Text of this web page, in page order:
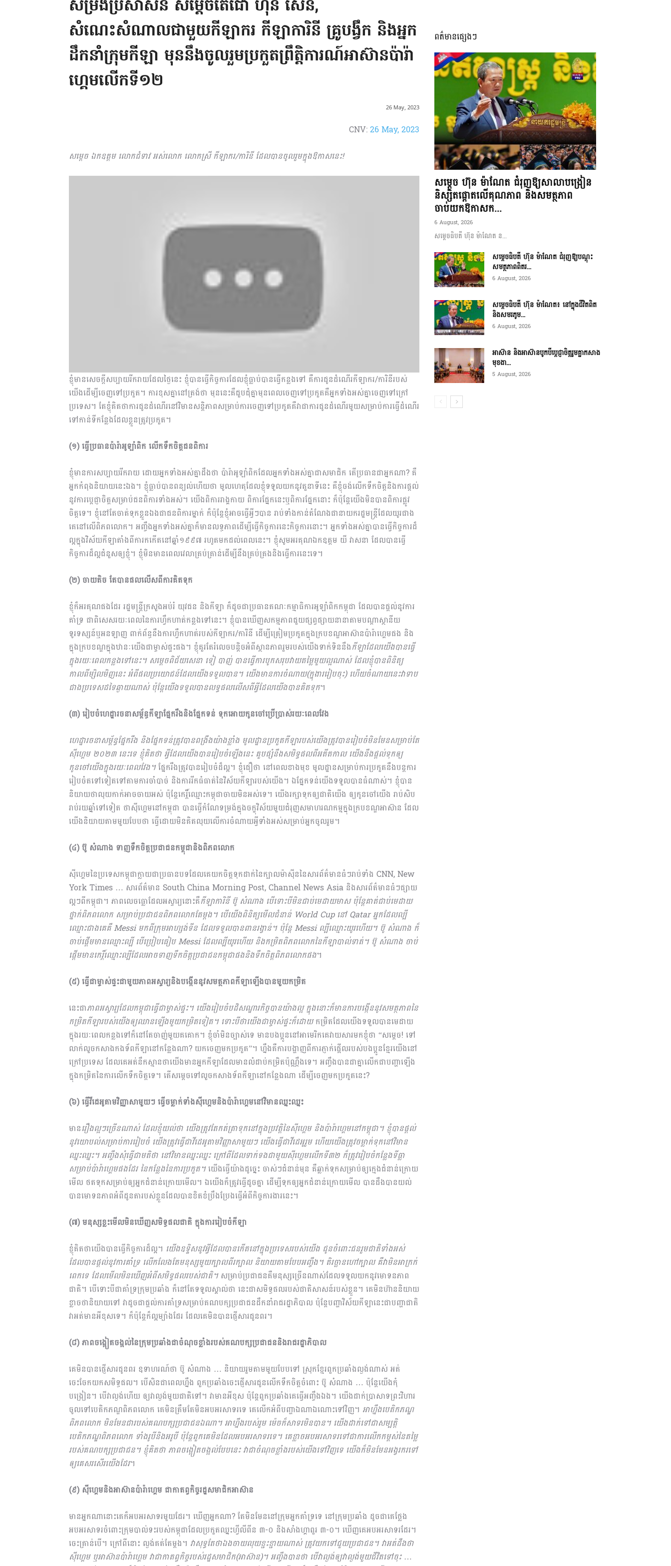
I
ភាព​
សម្រង់ប្រសាសន៍ សម្តេចតេជោ ហ៊ុន សែន,
សំណេះសំណាលជាមួយកីឡាករ កីឡាការិនី គ្រូបង្វឹក និងអ្នក
ដឹកនាំក្រុមកីឡា មុននឹងចូលរួមប្រកួតព្រឹត្តិការណ៍អាស៊ានប៉ារ៉ា
ហ្គេមលើកទី១២
26 May, 2023
CNV:26 May, 2023
សម្ដេច ឯកឧត្តម លោកជំទាវ អស់លោក លោកស្រី កីឡាករ/ការិនី ដែលបានចូលរួមក្នុងឱកាសនេះ!
ខ្ញុំមានសេចក្ដីសប្បាយរីករាយដែលថ្ងៃនេះ ខ្ញុំបានធ្វើកិច្ចការដែលខ្ញុំធ្លាប់បានធ្វើកន្លងទៅ គឺការជូនដំណើរកីឡាករ/ការិនីរបស់
យើងដើម្បីចេញទៅប្រកួត។ ការខុសគ្នានៅត្រង់ថា មុននេះគឺជួបជុំគ្នាមុនពេលចេញទៅប្រកួតគឺអ្នកទាំងអស់​គ្នាចេញទៅក្រៅ
ប្រទេស។ តែខ្ញុំគិតថាការជូនដំណើរនៅវិមានសន្ដិភាពសម្រាប់ការចេញទៅប្រកួតគឺវាជាការជូនដំណើរ​មួយសម្រាប់ការធ្វើដំណើរ
ទៅកាន់ទីកន្លែងដែលខ្លួនត្រូវប្រកួត។
(១) ធ្វើប្រធានប៉ារ៉ាអូឡាំពិក លើកទឹកចិត្តជនពិការ
ខ្ញុំមានការសប្បាយរីករាយ ​ដោយអ្នកទាំងអស់គ្នាដឹងថា ​ប៉ារ៉ាអូឡាំពិកដែលអ្នកទាំងអស់គ្នាជាសមាជិក​ តើប្រ​ធានជាអ្នកណា? គឺ
អ្នកកំពុងនិយាយនេះឯង។ ខ្ញុំធ្លាប់បានពន្យល់ហើយថា មូលហេតុដែលខ្ញុំ​ទទួល​យកនូវតួនាទីនេះ គឺខ្ញុំចង់លើកទឹកចិត្តនិងការផ្ដល់
នូវការប្ដេជ្ញាចិត្តសម្រាប់ជនពិការទាំងអស់។​ ​យើងពិការរាង្គកាយ ពិការផ្នែកនេះឬពិការផ្នែកនោះ ក៏ប៉ុន្ដែយើងមិនបានពិការផ្លូវ
ចិត្តទេ។ ខ្ញុំនៅតែចាត់ទុកខ្លួនឯងជាជនពិការម្នាក់​ ក៏ប៉ុន្ដែខ្ញុំអាចធ្វើអ្វីៗបាន រាប់ទាំងកាន់តំណែងជានាយករដ្ឋមន្ដ្រីដែលយូរ​ជាង
គេនៅលើពិភពលោក។ អញ្ចឹងអ្នកទាំងអស់គ្នាក៏មានលទ្ធភាពដើម្បីធ្វើកិច្ចការនេះកិច្ចការ​នោះ។ អ្នកទាំងអស់គ្នាបានធ្វើកិច្ចការដ៏
ល្អក្នុងវិស័យកីឡាតាំងពីការកកើតនៅឆ្នាំ១៩៩៧ រហូតមកដល់ពេលនេះ។ ​ខ្ញុំសូមអរគុណឯកឧត្តម យី វាសនា ដែលបានធ្វើ
កិច្ចការដ៏ល្អជំនួសឲ្យខ្ញុំ។ ខ្ញុំមិនមានពេលវេលាគ្រប់គ្រាន់ដើម្បីនឹងគ្រប់គ្រងនិងធ្វើការនេះទេ។
(២) ចាយតិច តែបានផលលើសពីការគិតទុក
ខ្ញុំក៏អរគុណផងដែរ រដ្ឋមន្ដ្រីក្រសួងអប់រំ យុវជន និងកីឡា ក៏ដូចជាប្រធានគណៈកម្មាធិការអូឡាំពិកកម្ពុជា ដែលបានផ្ដល់នូវការ
គាំទ្រ ជាពិសេសរយៈពេលនៃការហ្វឹកហាត់កន្លងទៅនេះ។ ខ្ញុំបាន​ឃើញសកម្មភាពជួយផ្សព្វផ្សាយនានាតាមបណ្ដាស្ថានីយ
ទូរទស្សន៍ឬអនឡាញ ពាក់ព័ន្ធនឹងការហ្វឹកហាត់​របស់កីឡាករ/ការិនី ដើម្បីត្រៀមប្រកួតក្នុងក្របខណ្ឌអាស៊ានប៉ារ៉ាហ្គេមផង និង
ក្នុងក្របខណ្ឌក្នុងឋានៈយើង​ជាម្ចាស់ផ្ទះផង។ ខ្ញុំគួរតែរំលេចបន្ដិចអំពីស្ថានភាពរួមរបស់យើងទាក់ទិននឹងកីឡាដែលយើងបានធ្វើ
ក្នុងរយៈពេលកន្លងទៅនេះ។ សម្ដេចពិជ័យសេនា ទៀ បាញ់ បានធ្វើការបូកសរុបវាយតម្លៃមួយល្អណាស់ ដែលខ្ញុំបានពិនិត្យ
កាលពីម្សិល​មិញនេះ អំពីផលប្រយោជន៍ដែលយើងទទួលបាន។ យើងមានការចំណាយ(ក្នុងាររៀបចុះ) ហើយចំណាយនេះវាទាប​
ជាងប្រទេសដទៃឆ្ងាយណាស់ ប៉ុន្ដែយើងទទួលបានលទ្ធផលលើសពីអ្វីដែលយើងបានគិតទុក។
(៣) រៀបចំហេដ្ឋារចនាសម្ព័ន្ធកីឡាផ្នែករឹងនិងផ្នែកទន់ ទុកអោយកូនចៅប្រើប្រាស់រយៈពេលវែង
ហេដ្ឋារចនាសម្ព័ន្ធផ្នែករឹង និងផ្នែកទន់ត្រូវបានពង្រឹងយ៉ាងខ្លាំង មូលដ្ឋានប្រកួតកីឡារបស់យើងត្រូវបានរៀបចំ​មិនមែន​សម្រាប់តែ
ស៊ីហ្គេម ២០២៣ នេះទេ ខ្ញុំគិតថា អ្វីដែលយើងបានរៀបចំឡើងនេះ គួបផ្សំនឹងសមិទ្ធផលពីអតីតកាល យើងនឹងផ្ដល់ទុកឲ្យ
កូនចៅយើងក្នុងរយៈពេលវែង។ផ្នែករឹងត្រូវបានរៀបចំដ៏ល្អ។ ខ្ញុំជឿថា នៅពេលខាងមុខ មូលដ្ឋានសម្រាប់ការប្រកួតនឹងបន្ដការ
រៀបចំតទៅទៀតទៅតាមការចាំបាច់ និងការរីកធំធាត់នៃវិស័យកីឡារបស់យើង។ ឯផ្នែកទន់យើងទទួលបានធំណាស់។ ខ្ញុំបាន
និយាយថាលុយកាក់អាចចាយអស់ ប៉ុន្ដែកេរ្ដិ៍ឈ្មោះកម្ពុជា​ចាយមិនអស់ទេ។ យើងរក្សាទុកឲ្យជាតិយើង ឲ្យកូនចៅយើង រាប់សិប​
រាប់រយឆ្នាំទៅទៀត ថាស៊ីហ្គេមនៅកម្ពុជា បានធ្វើកំណែទម្រង់ក្នុងចក្ខុវិស័យមួយជំរុញ​សមាហរណកម្មក្នុងក្របខណ្ឌអាស៊ាន ដែល
យើង​និយាយតាមមួយបែបថា ធ្វើដោយ​មិនគិតលុយលើការចំណាយអ្វីទាំងអស់សម្រាប់អ្នកចូលរួម។
(៤) ប៊ូ សំណាង ទាញទឹកចិត្តប្រជាជនកម្ពុជានិងពិភពលោក
ស៊ីហ្គេមនៃប្រទេសកម្ពុជា​ក្លាយ​ជាប្រធានបទដែលគេយកចិត្តទុកដាក់នៃក្បាលម៉ាស៊ីននៃសារព័ត៌មានធំៗរាប់ទាំង CNN, New
York Times ​… សារព័ត៌មាន South China Morning Post, Channel News Asia និងសារព័ត៌មានធំៗផ្សាយ
ល្អៗពីកម្ពុជា។ ភាពលេចធ្លោដែលអស្ចារ្យនោះគឺកីឡាការិនី ប៊ូ សំណាង បើទោះបីមិនជាប់មេដាយមាស ប៉ុន្ដែគាត់ជាប់មេដាយ
ថ្នាក់ពិភពលោក សម្រាប់ប្រជាជនពិភពលោកតែម្ដង។ បើយើងពិនិត្យមើលជំនាន់ World Cup នៅ Qatar អ្នកដែលល្បី
ឈ្មោះជាងគេគឺ Messi មកពីក្រុមអាហ្សង់ទីន ដែលទទួលបានពានរង្វាន់។ ប៉ុន្ដែ Messi ល្បីឈ្មោះយូរហើយ។ ប៊ូ សំណាង ក៏
ចាប់ផ្ដើមមាន​ឈ្មោះល្បី បើប្រៀបធៀប Messi ដែលល្បីយូរហើយ និងកម្រិតពិភពលោកនៃកីឡាបាល់ទាត់។ ប៊ូ សំណាង ចាប់
ផ្ដើមមានកេរ្ដិ៍ឈ្មោះល្បីដែលអាចទាញទឹកចិត្តប្រជាជនកម្ពុជាផងនិងទឹកចិត្តពិភពលោកផង។
(៥) ធ្វើជាម្ចាស់ផ្ទះជាមួយភាពអស្ចារ្យនិងបង្កើននូវសមត្ថភាពកីឡាឡើងបានមួយកម្រិត
នេះជាភាពអស្ចារ្យដែលកម្ពុជាធ្វើជាម្ចាស់ផ្ទះ។ យើងរៀបចំបដិសណ្ឋារកិច្ចបានយ៉ាងល្អ ក្នុងនោះក៏មានការបង្កើននូវសមត្ថភាពនៃ
កម្រិតកីឡារបស់យើងឲ្យឈានឡើងមួយកម្រិតទៀត។ ទោះបីថាយើងជាម្ចាស់ផ្ទះក៏ដោយកម្រិតដែលយើងទទួលបានមេដាយ
ក្នុងរយៈពេលកន្លងទៅ​ក៏នៅតែចាញ់មួយគគោក។ ខ្ញុំចាំមិនច្បាស់ទេ មានបងប្អូននៅអាមេរិកគេវាយសារមកខ្ញុំថា “សម្តេច! ទៅ
លាក់លួចកសាងកងទ័ពកីឡានៅកន្លែងណា? យកចេញមកប្រកួត”។ ហ្នឹងគឺការបង្ហាញពីការភ្ញាក់ផ្អើលរបស់បងប្អូនខ្មែរយើងនៅ
ក្រៅប្រទេស ដែលគេអត់នឹកស្មានថាយើងមានអ្នកកីឡាដែលមានលំដាប់កម្រិតប៉ុណ្ណឹងទេ។ អញ្ចឹងបានជាគ្នាលើកជាបញ្ហាឡើង
ក្នុងកម្រិតនៃការលើកទឹកចិត្តទេ។ តើសម្តេចទៅលួចកសាងទ័ពកីឡានៅកន្លែងណា ដើម្បីចេញមកប្រកួតនេះ?
(៦) ធ្វើវីដេអូតាមវិញ្ញាសាមួយៗ ធ្វើចម្លាក់ទាំងស៊ីហ្គេមនិងប៉ារ៉ាហ្គេមនៅវិមានឈ្នះឈ្នះ
មានរឿងល្អៗច្រើនណាស់ ដែលខ្ញុំយល់ថា យើងត្រូវតែកត់ត្រាទុកនៅក្នុងប្រវត្តិនៃស៊ីហ្គេម និងប៉ារ៉ាហ្គេមនៅកម្ពុជា។ ខ្ញុំបានផ្តល់
នូវយោបល់សម្រាប់ការរៀបចំ យើងត្រូវធ្វើជាវីដេអូតាមវិញ្ញាសាមួយៗ យើងធ្វើជាវីដេអូរួម ហើយយើងត្រូវចម្លាក់ទុកនៅវិមាន
ឈ្នះឈ្នះ។ អញ្ចឹងសុំធ្វើជាមតិថា នៅវិមានឈ្នះឈ្នះ ក្រៅពីដែលទាក់ទងជាមួយស៊ីហ្គេមលើកទី៣២ ក៏ត្រូវរៀបចំកន្លែងទីធ្លា
សម្រាប់ប៉ារ៉ាហ្គេមផងដែរ នៃកន្លែងនៃការប្រកួត។យើងធ្វើយ៉ាងដូច្នេះ ចាស់ៗជំនាន់មុន គឺឆ្លាក់ទុកសម្រាប់ឲ្យក្មេងជំនាន់ក្រោយ
មើល ថតទុកសម្រាប់ឲ្យអ្នកជំនាន់ក្រោយមើល។ ឯយើងក៏ត្រូវធ្វើដូចគ្នា ដើម្បីទុកឲ្យអ្នកជំនាន់ក្រោយមើល បានដឹងបានយល់
បានមោទនភាពអំពីដូនតារបស់ខ្លួនដែលបានខិតខំប្រឹងប្រែងធ្វើអំពីកិច្ចការងារនេះ។
(៧) មនុស្សខ្លះមើលមិនឃើញសមិទ្ធផលជាតិ ក្នុងការរៀបចំកីឡា
ខ្ញុំគិតថាយើងបានធ្វើកិច្ចការដ៏ល្អ។ យើងឧទ្ទិសនូវអ្វីដែលបានកើតនៅក្នុងប្រទេសរបស់យើង ជូនចំពោះជនរួមជាតិទាំងអស់
ដែលបានផ្តល់នូវការគាំទ្រ លើកលែងតែមនុស្សមួយក្បាលពីរក្បាល និយាយតាមបែបអញ្ចឹង។ តិរច្ឆានហៅក្បាល គឺវាមិនអាក្រក់
ពេកទេ ដែលមើលមិនឃើញអំពីសមិទ្ធផលរបស់ជាតិ។សម្រាប់ប្រជាជនគឺមនុស្សច្រើនណាស់ដែលទទួលយកនូវមោទនភាព
ជាតិ។ បើទោះបីជាគាំទ្រក្រុមប្រឆាំង ក៏នៅតែទទួលស្គាល់ថា នេះជាសមិទ្ធផលរបស់ជាតិសាសន៍របស់ខ្លួន។ គេមិនហ៊ាននិយាយ
ខ្លាចថានិយាយទៅ វាដូចជាផ្តល់ការគាំទ្រសម្រាប់គណបក្សប្រជាជនដឹកនាំរាជរដ្ឋាភិបាល ប៉ុន្តែបញ្ហាវិស័យកីឡានេះជាបញ្ហាជាតិ
វាអត់មានអីខុសទេ។ ក៏ប៉ុន្តែក៏ល្អម្យ៉ាងដែរ ដែលគេមិនបានផ្ញើសារជូនពរ។
(៨) ភាពចង្អៀតចង្អល់នៃក្រុមប្រឆាំងជាចំណុចខ្លាំងរបស់គណបក្សប្រជាជននិងរាជរដ្ឋាភិបាល
គេមិនបានផ្ញើសារជូនពរ ឧទាហរណ៍ថា ប៊ូ សំណាង … និយាយរួមតាមមួយបែបទៅ ស្រុកខ្មែរពួកប្រឆាំងល្ងង់ណាស់ អត់
ចេះចែកយកសមិទ្ធផល។ បើសិនជាពេលហ្នឹង ពួកប្រឆាំងចេះផ្ញើសារជូនលើកទឹកចិត្តចំពោះ ប៊ូ សំណាង … ប៉ុន្តែយើងកុំ
បង្រៀន។​ បើវាល្ងង់ហើយ ឲ្យវាល្ងង់មួយជាតិទៅ។ វាមានអីខុស ប៉ុន្តែពួកប្រឆាំងគេធ្វើអញ្ចឹងឯង។ យើងដាក់ប្រាសាទព្រះវិហារ
ចូលទៅបេតិកភណ្ឌពិភពលោក គេមិនត្រឹមតែមិនអបអរសាទរទេ គេលើកអំពីបញ្ហាឯណាឯណោះទៅវិញ។ អាហ្នឹងបេតិកភណ្ឌ
ពិភពលោក មិនមែនជារបស់គណបក្សប្រជាជនឯណា។ អាហ្នឹងរបស់រួម ម៉េចក៏សាទរមិនបាន។ យើងដាក់ទៅជាសម្បត្តិ
បេតិកភណ្ឌពិភពលោក ទាំងរូបីនិងអរូបី ប៉ុន្តែពួកគេមិនដែលអបអរសាទរទេ។ គេខ្លាចអបអរសាទរទៅជាការលើកកម្ពស់នៃតម្លៃ
របស់គណបក្សប្រជាជន​។ ខ្ញុំគិតថា ភាពចង្អៀតចង្អល់បែបនេះ វាជាចំណុចខ្លាំងរបស់យើងទៅវិញទេ យើងក៏មិនមែនអង្វរករទៅ
ឲ្យគេសរសើរយើងដែរ។
(៩) ស៊ីហ្គេមនិងអាស៊ានប៉ារ៉ាហ្គេម ជាកាតព្វកិច្ចរដ្ឋសមាជិកអាស៊ាន
មានអ្នកណានោះគេក៏អបអរសាទរមួយដែរ។ ឃើញអ្នកណា? តែមិនមែននៅក្រុមអ្នកគាំទ្រទេ នៅក្រុមប្រឆាំង ដូចជាគេថ្លែង
អបអរសាទរចំពោះក្រុមបាល់ទះរបស់កម្ពុជាដែលប្រកួតឈ្នះហ្វីលីពីន ៣-០ និងសាំងហ្គាពួរ ៣-០។ ឃើញគេអបអរសាទរដែរ។
ចេះគ្រាន់បើ។ ក្រៅពីនោះ ល្ងង់គត់តែម្តង។ វាសុទ្ធតែថាឯងចាយលុយខ្ជះ​ខ្ជាយណាស់ ត្រូវយកទៅជួយប្រជាជន។ វាអត់ដឹងថា
ស៊ីហ្គេម ឬអាស៊ានប៉ារ៉ាហ្គេម វាជាកាតព្វកិច្ចរបស់រដ្ឋសមាជិក(អាស៊ាន)។ អញ្ចឹងបានថា បើវាល្ងង់ឲ្យវាល្ងង់មួយជីវិតទៅចុះ …
ពត៌មានផ្សេងៗ
សម្តេច ហ៊ុន ម៉ាណែត ជំរុញឱ្យសាលាបង្រៀន
និស្សិតផ្តោតលើគុណភាព និងសមត្ថភាព
ចាប់យកឱកាសក...
6 August, 2026
សម្តេចធិបតី ហ៊ុន ម៉ាណែត ន...
សម្តេចធិបតី ហ៊ុន ម៉ាណែត ជំរុញឱ្យបណ្តុះ
សមត្ថភាពពិតរ...
6 August, 2026
សម្តេចធិបតី ហ៊ុន ម៉ាណែត៖ នៅក្នុងជីវិតពិត
និងសមរភូម...
6 August, 2026
អាស៊ាន និងអាស៊ានបូកបីប្តេជ្ញាចិត្តរួមគ្នាកសាង
មុខងា...
5 August, 2026